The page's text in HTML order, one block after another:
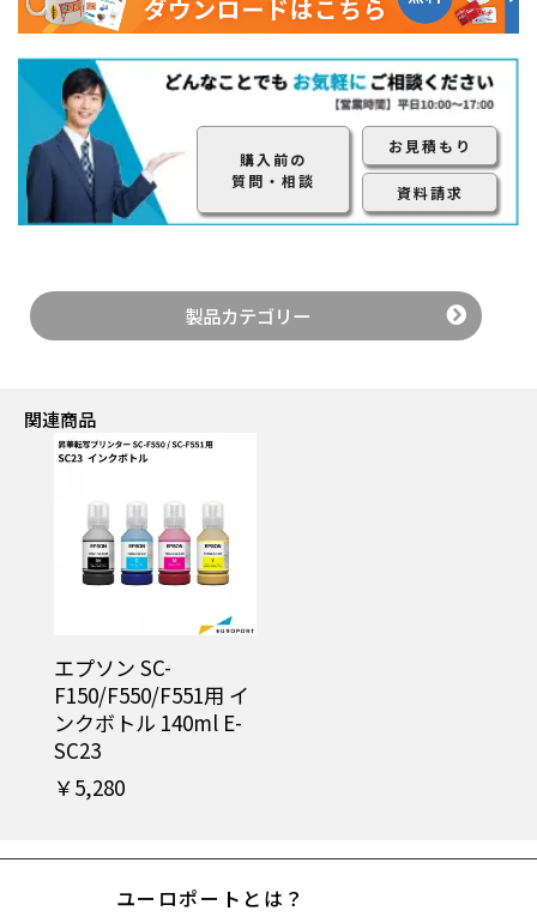
購入前の
質問・相談
お見積もり
資料請求
製品カテゴリー
関連商品
エプソン SC-
F150/F550/F551用 イ
ンクボトル 140ml E-
SC23
￥5,280
ユーロポートとは？